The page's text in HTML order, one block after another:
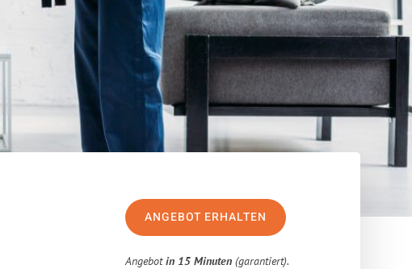
ANGEBOT ERHALTEN
Angebotin 15 Minuten (garantiert).